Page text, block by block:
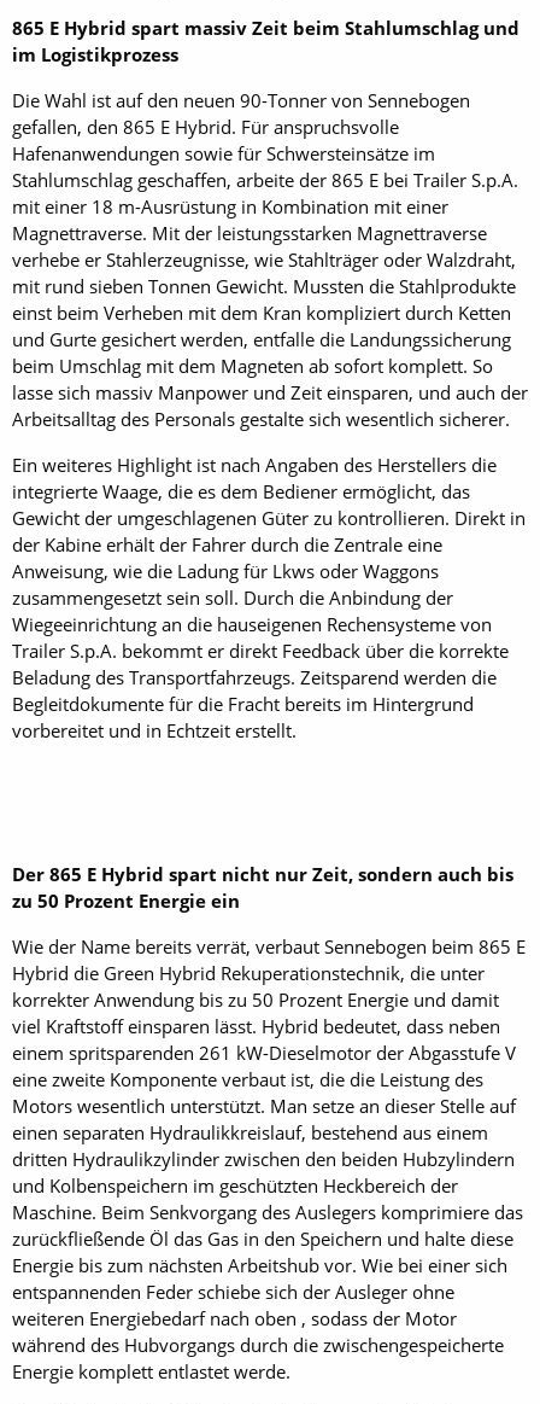
865 E Hybrid spart massiv Zeit beim Stahlumschlag und
im Logistikprozess
Die Wahl ist auf den neuen 90-Tonner von Sennebogen
gefallen, den 865 E Hybrid. Für anspruchsvolle
Hafenanwendungen sowie für Schwersteinsätze im
Stahlumschlag geschaffen, arbeite der 865 E bei Trailer S.p.A.
mit einer 18 m-Ausrüstung in Kombination mit einer
Magnettraverse. Mit der leistungsstarken Magnettraverse
verhebe er Stahlerzeugnisse, wie Stahlträger oder Walzdraht,
mit rund sieben Tonnen Gewicht. Mussten die Stahlprodukte
einst beim Verheben mit dem Kran kompliziert durch Ketten
und Gurte gesichert werden, entfalle die Landungssicherung
beim Umschlag mit dem Magneten ab sofort komplett. So
lasse sich massiv Manpower und Zeit einsparen, und auch der
Arbeitsalltag des Personals gestalte sich wesentlich sicherer.
Ein weiteres Highlight ist nach Angaben des Herstellers die
integrierte Waage, die es dem Bediener ermöglicht, das
Gewicht der umgeschlagenen Güter zu kontrollieren. Direkt in
der Kabine erhält der Fahrer durch die Zentrale eine
Anweisung, wie die Ladung für Lkws oder Waggons
zusammengesetzt sein soll. Durch die Anbindung der
Wiegeeinrichtung an die hauseigenen Rechensysteme von
Trailer S.p.A. bekommt er direkt Feedback über die korrekte
Beladung des Transportfahrzeugs. Zeitsparend werden die
Begleitdokumente für die Fracht bereits im Hintergrund
vorbereitet und in Echtzeit erstellt.
Der 865 E Hybrid spart nicht nur Zeit, sondern auch bis
zu 50 Prozent Energie ein
Wie der Name bereits verrät, verbaut Sennebogen beim 865 E
Hybrid die Green Hybrid Rekuperationstechnik, die unter
korrekter Anwendung bis zu 50 Prozent Energie und damit
viel Kraftstoff einsparen lässt. Hybrid bedeutet, dass neben
einem spritsparenden 261 kW-Dieselmotor der Abgasstufe V
eine zweite Komponente verbaut ist, die die Leistung des
Motors wesentlich unterstützt. Man setze an dieser Stelle auf
einen separaten Hydraulikkreislauf, bestehend aus einem
dritten Hydraulikzylinder zwischen den beiden Hubzylindern
und Kolbenspeichern im geschützten Heckbereich der
Maschine. Beim Senkvorgang des Auslegers komprimiere das
zurückfließende Öl das Gas in den Speichern und halte diese
Energie bis zum nächsten Arbeitshub vor. Wie bei einer sich
entspannenden Feder schiebe sich der Ausleger ohne
weiteren Energiebedarf nach oben , sodass der Motor
während des Hubvorgangs durch die zwischengespeicherte
Energie komplett entlastet werde.